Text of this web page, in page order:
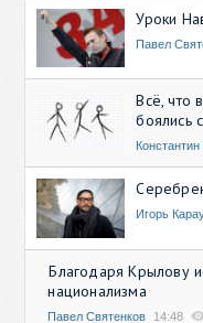
Уроки
Павел
Всё, что
боялись
Игорь
Благодаря Крылову
национализма
Павел Святенков 14:48